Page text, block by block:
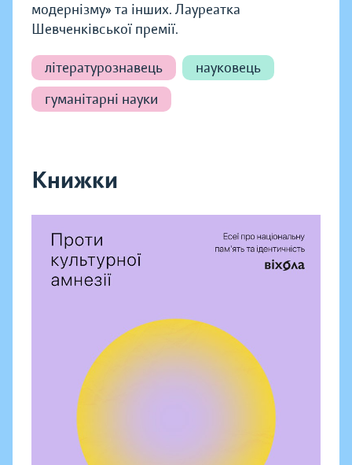
модернізму» та інших. Лауреатка
Шевченківської премії.
літературознавець
науковець
гуманітарні науки
Книжки